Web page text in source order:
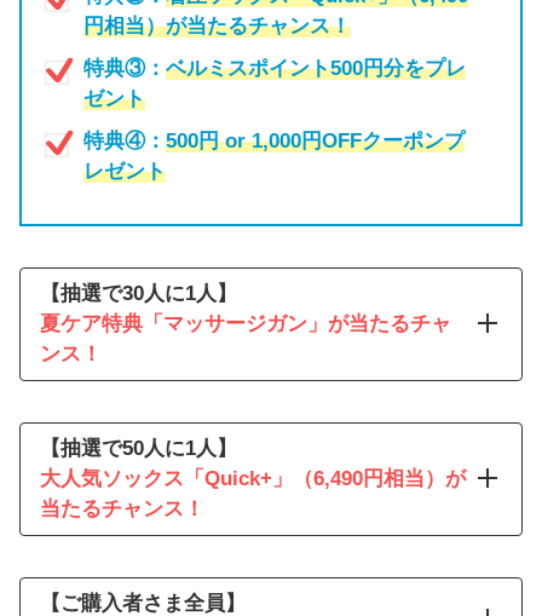
円相当）が当たるチャンス！
特典③： ベルミスポイント500円分をプレ
ゼント
特典④： 500円 or 1,000円OFFクーポンプ
レゼント
【抽選で30人に1人】
夏ケア特典「マッサージガン」が当たるチャ
ンス！
だか重い…。
おうちでゆっくりケアできたら
いいのに。
【抽選で50人に1人】
大人気ソックス「Quick+」（6,490円相当）が
当たるチャンス！
ン…。
【ご購入者さま全員】